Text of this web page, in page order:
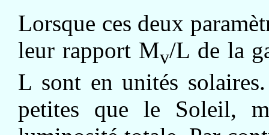
Lorsque ces deux
leur rapport Mv/L de la
L sont en unités
petites que le Soleil,